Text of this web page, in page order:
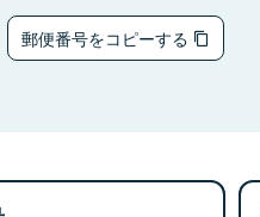
郵便番号をコピーする